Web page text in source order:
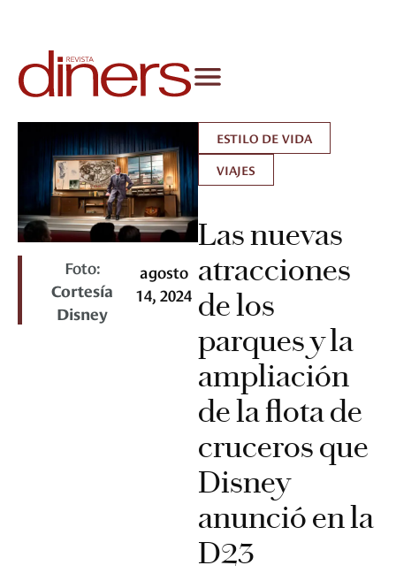
Foto:
Cortesía
Disney
agosto
14, 2024
ESTILO DE VIDA
VIAJES
Las nuevas
atracciones
de los
parques y la
ampliación
de la flota de
cruceros que
Disney
anunció en la
D23